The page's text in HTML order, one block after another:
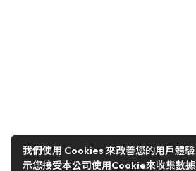
我們使用 Cookies 來改善您的用戶體
示您接受本公司使用Cookie來收集數據